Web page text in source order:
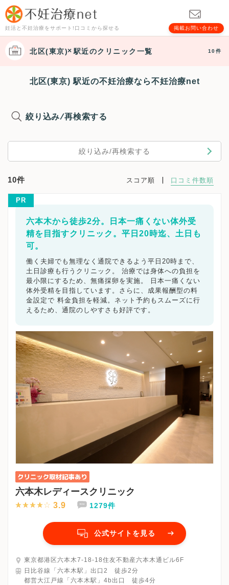
妊活と不妊治療をサポート!口コミから探せる 掲載お問い合わせ
北区(東京) 駅近のクリニック一覧 10件
北区(東京) 駅近の不妊治療なら不妊治療net
絞り込み/再検索する
絞り込み/再検索する
10件 スコア順 口コミ件数順
PR
六本木から徒歩2分。日本一痛くない体外受
精を目指すクリニック。平日20時迄、土日も
可。
働く夫婦でも無理なく通院できるよう平日20時まで、
土日診療も行うクリニック。 治療では身体への負担を
最小限にするため、無痛採卵を実施。 日本一痛くない
体外受精を目指しています。さらに、成果報酬型の料
金設定で 料金負担を軽減。ネット予約もスムーズに行
えるため、通院のしやすさも好評です。
六本木レディースクリニック
3.9 1279件
公式サイトを見る
東京都港区六本木7-18-18住友不動産六本木通ビル6F
日比谷線「六本木駅」出口2 徒歩2分
都営大江戸線「六本木駅」4b出口 徒歩4分